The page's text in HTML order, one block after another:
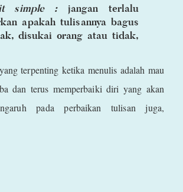
simple :jangan terlalu
apakah tulisannya bagus
disukai orang atau tidak,
terpenting ketika menulis adalah mau
dan terus memperbaiki diri yang akan
pada perbaikan tulisan juga,